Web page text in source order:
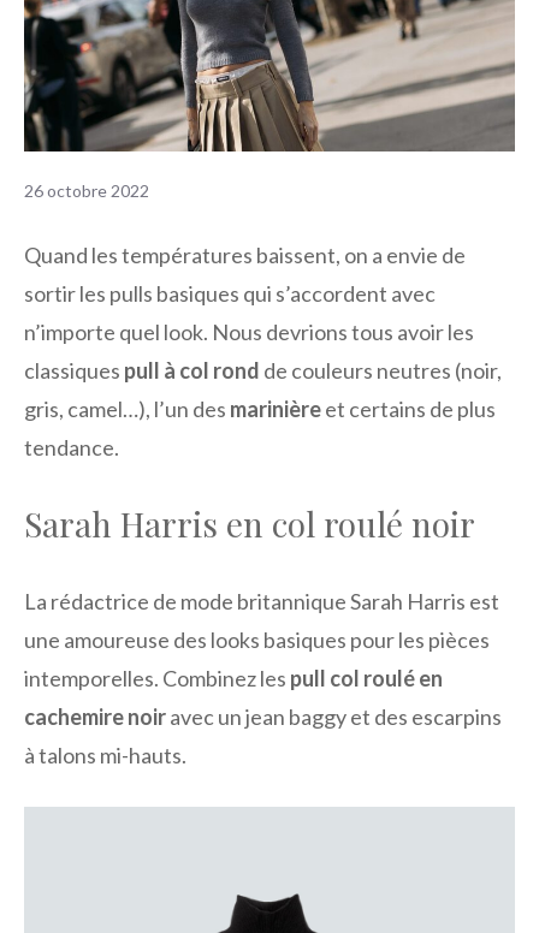
26 octobre 2022
Quand les températures baissent, on a envie de
sortir les pulls basiques qui s’accordent avec
n’importe quel look. Nous devrions tous avoir les
classiques pull à col rond de couleurs neutres (noir,
gris, camel…), l’un des marinièreet certains de plus
tendance.
Sarah Harris en col roulé noir
La rédactrice de mode britannique Sarah Harris est
une amoureuse des looks basiques pour les pièces
intemporelles. Combinez les pull col roulé en
cachemire noiravec un jean baggy et des escarpins
à talons mi-hauts.